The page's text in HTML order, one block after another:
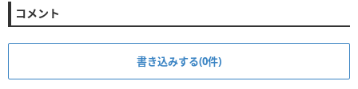
コメント
書き込みする(0件)